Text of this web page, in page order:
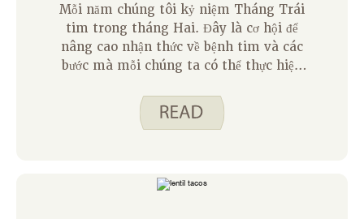
Mỗi năm chúng tôi kỷ niệm Tháng Trái
tim trong tháng Hai. Đây là cơ hội để
nâng cao nhận thức về bệnh tim và các
bước mà mỗi chúng ta có thể thực hiện
tim là nguyên nhân hàng đầu gây tử
vong cho cả nam và nữ ở Hoa Kỳ và hầu
tốt là chúng ta có thể chọn những hành
vi lành mạnh giúp chúng ta ít có khả